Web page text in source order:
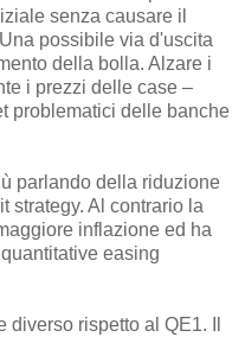
senza causare il
possibile via d'uscita
della bolla. Alzare i
i prezzi delle case –
problematici delle banche
parlando della riduzione
strategy. Al contrario la
inflazione ed ha
easing
diverso rispetto al QE1. Il